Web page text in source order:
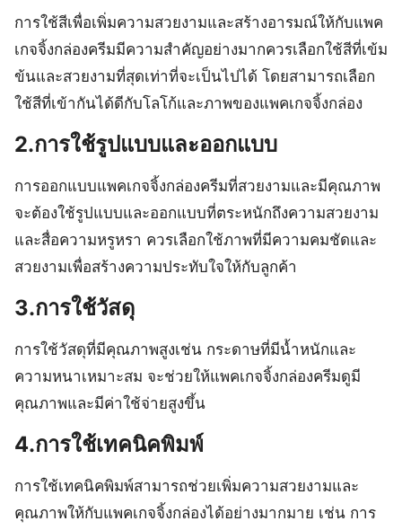
การใช้สีเพื่อเพิ่มความสวยงามและสร้างอารมณ์ให้กับแพค
เกจจิ้งกล่องครีมมีความสำคัญอย่างมากควรเลือกใช้สีที่เข้ม
ข้นและสวยงามที่สุดเท่าที่จะเป็นไปได้ โดยสามารถเลือก
ใช้สีที่เข้ากันได้ดีกับโลโก้และภาพของแพคเกจจิ้งกล่อง
2.การใช้รูปแบบและออกแบบ
การออกแบบแพคเกจจิ้งกล่องครีมที่สวยงามและมีคุณภาพ
จะต้องใช้รูปแบบและออกแบบที่ตระหนักถึงความสวยงาม
และสื่อความหรูหรา ควรเลือกใช้ภาพที่มีความคมชัดและ
สวยงามเพื่อสร้างความประทับใจให้กับลูกค้า
3.การใช้วัสดุ
การใช้วัสดุที่มีคุณภาพสูงเช่น กระดาษที่มีน้ำหนักและ
ความหนาเหมาะสม จะช่วยให้แพคเกจจิ้งกล่องครีมดูมี
คุณภาพและมีค่าใช้จ่ายสูงขึ้น
4.การใช้เทคนิคพิมพ์
การใช้เทคนิคพิมพ์สามารถช่วยเพิ่มความสวยงามและ
คุณภาพให้กับแพคเกจจิ้งกล่องได้อย่างมากมาย เช่น การ